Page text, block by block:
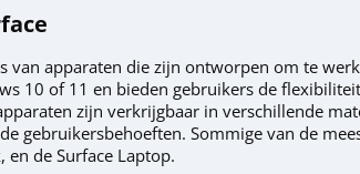
van apparaten die zijn ontworpen om te
10 of 11 en bieden gebruikers de
zijn verkrijgbaar in verschillende
gebruikersbehoeften. Sommige van de
en de Surface Laptop.